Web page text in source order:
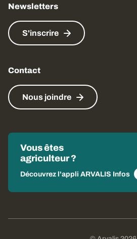
Newsletters
S'inscrire
Contact
Nous joindre
Vous êtes
agriculteur ?
Découvrez l'appli ARVALIS Infos